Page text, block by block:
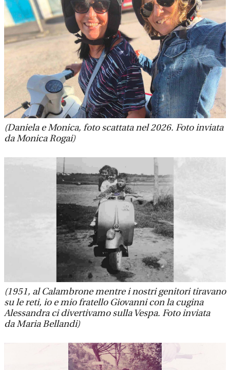
(Daniela e Monica, foto scattata nel 2026. Foto inviata
da Monica Rogai)
(1951, al Calambrone mentre i nostri genitori tiravano
su le reti, io e mio fratello Giovanni con la cugina
Alessandra ci divertivamo sulla Vespa. Foto inviata
da Maria Bellandi)